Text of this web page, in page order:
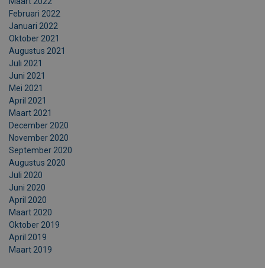
Februari 2022
Januari 2022
Oktober 2021
Augustus 2021
Juli 2021
Juni 2021
Mei 2021
April 2021
Maart 2021
December 2020
November 2020
September 2020
Augustus 2020
Juli 2020
Juni 2020
April 2020
Maart 2020
Oktober 2019
April 2019
Maart 2019